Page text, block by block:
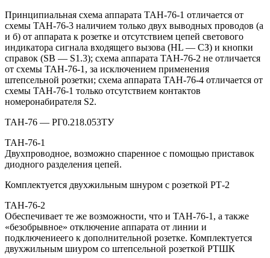
Принципиальная схема аппарата ТАН-76-1 отличается от
схемы ТАН-76-3 наличием только двух выводных проводов (а
и б) от аппарата к розетке и отсутствием цепей светового
индикатора сигнала входящего вызова (HL — СЗ) и кнопки
справок (SB — S1.3); схема аппарата ТАН-76-2 не отличается
от схемы ТАН-76-1, за исключением применения
штепсельной розетки; схема аппарата ТАН-76-4 отличается от
схемы ТАН-76-1 только отсутствием контактов
номеронабирателя S2.
ТАН-76 — РГ0.218.053ТУ
ТАН-76-1
Двухпроводное, возможно спаренное с помощью приставок
диодного разделения цепей.
Комплектуется двухжильным шнуром с розеткой РТ-2
ТАН-76-2
Обеспечивает те же возможности, что и ТАН-76-1, а также
«безобрывное» отключение аппарата от линии и
подключениеего к дополнительной розетке. Комплектуется
двухжильным шиуром со штепсельной розеткой РТШК